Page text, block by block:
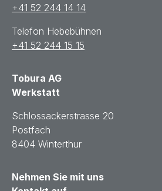
+41 52 244 14 14
Telefon Hebebühnen
+41 52 244 15 15
Tobura AG
Werkstatt
Schlossackerstrasse 20
Postfach
8404 Winterthur
Nehmen Sie mit uns